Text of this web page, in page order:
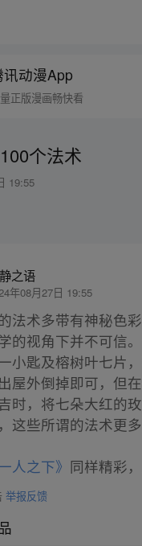
讯动漫App
正版漫画畅快看
个法术
19:55
之语
年08月27日 19:55
法术多带有神秘色
的视角下并不可信
小匙及榕树叶七片
屋外倒掉即可，但
时，将七朵大红的
这些所谓的法术更
人之下》 同样精彩
举报反馈